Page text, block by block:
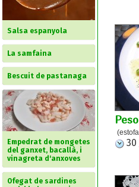
Salsa espanyola
La samfaina
Bescuit de pastanaga
Empedrat de mongetes
del ganxet, bacallà, i
vinagreta d'anxoves
Ofegat de sardines
30